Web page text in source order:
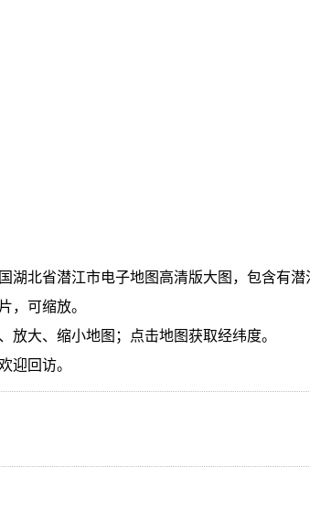
湖北省潜江市电子地图高清版大图，包含有
，可缩放。
放大、缩小地图；点击地图获取经纬度。
迎回访。